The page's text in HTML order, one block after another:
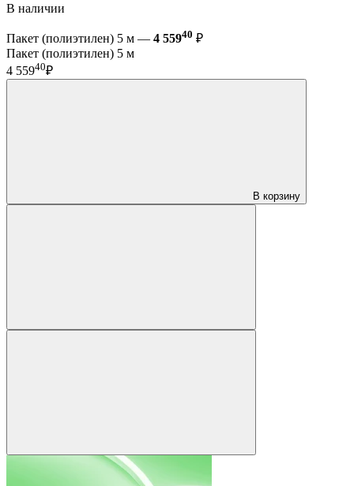
В наличии
Пакет (полиэтилен) 5 м — 4 55940 ₽
Пакет (полиэтилен) 5 м
4 55940₽
В корзину